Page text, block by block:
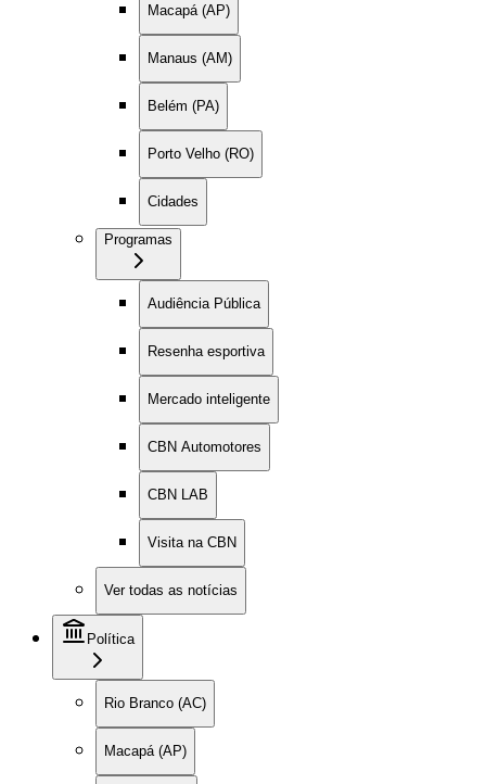
Macapá (AP)
Manaus (AM)
Belém (PA)
Porto Velho (RO)
Cidades
Programas
Audiência Pública
Resenha esportiva
Mercado inteligente
CBN Automotores
CBN LAB
Visita na CBN
Ver todas as notícias
Política
Rio Branco (AC)
Macapá (AP)